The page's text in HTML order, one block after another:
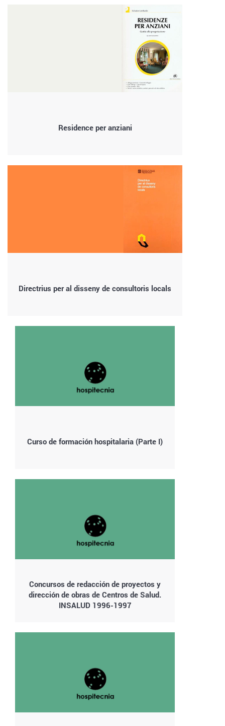
Residence per anziani
Directrius per al disseny de consultoris locals
Curso de formación hospitalaria (Parte I)
Concursos de redacción de proyectos y
dirección de obras de Centros de Salud.
INSALUD 1996-1997